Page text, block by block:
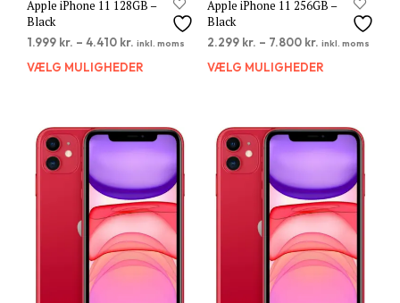
Apple iPhone 11 128GB –
Black
1.999 kr. – 4.410 kr. inkl. moms
VÆLG MULIGHEDER
Dette
varianter.
Mulighederne
vælges
Apple iPhone 11 256GB –
Black
2.299 kr. – 7.800 kr. inkl. moms
VÆLG MULIGHEDER